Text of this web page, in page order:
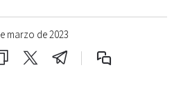
marzo de 2023